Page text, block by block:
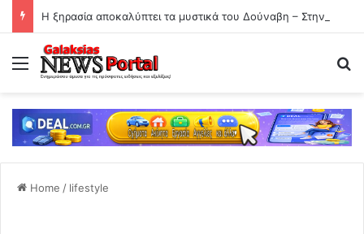
Menu
Home / lifestyle